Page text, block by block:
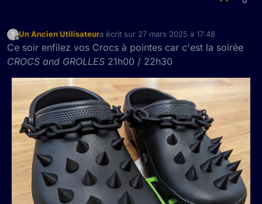
?
Hors-ligne
Un Ancien Utilisateura écrit sur 27 mars 2025 à 17:48
dernière édition par
Ce soir enfilez vos Crocs à pointes car c'est la soirée
CROCS and GROLLES 21h00 / 22h30